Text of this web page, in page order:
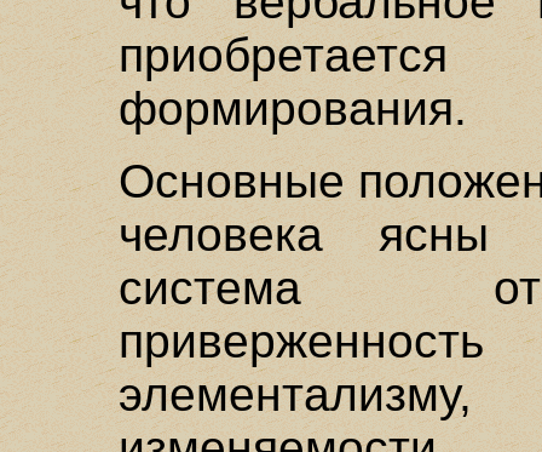
формирования.
Основные
человека ясны
система
элементализму,